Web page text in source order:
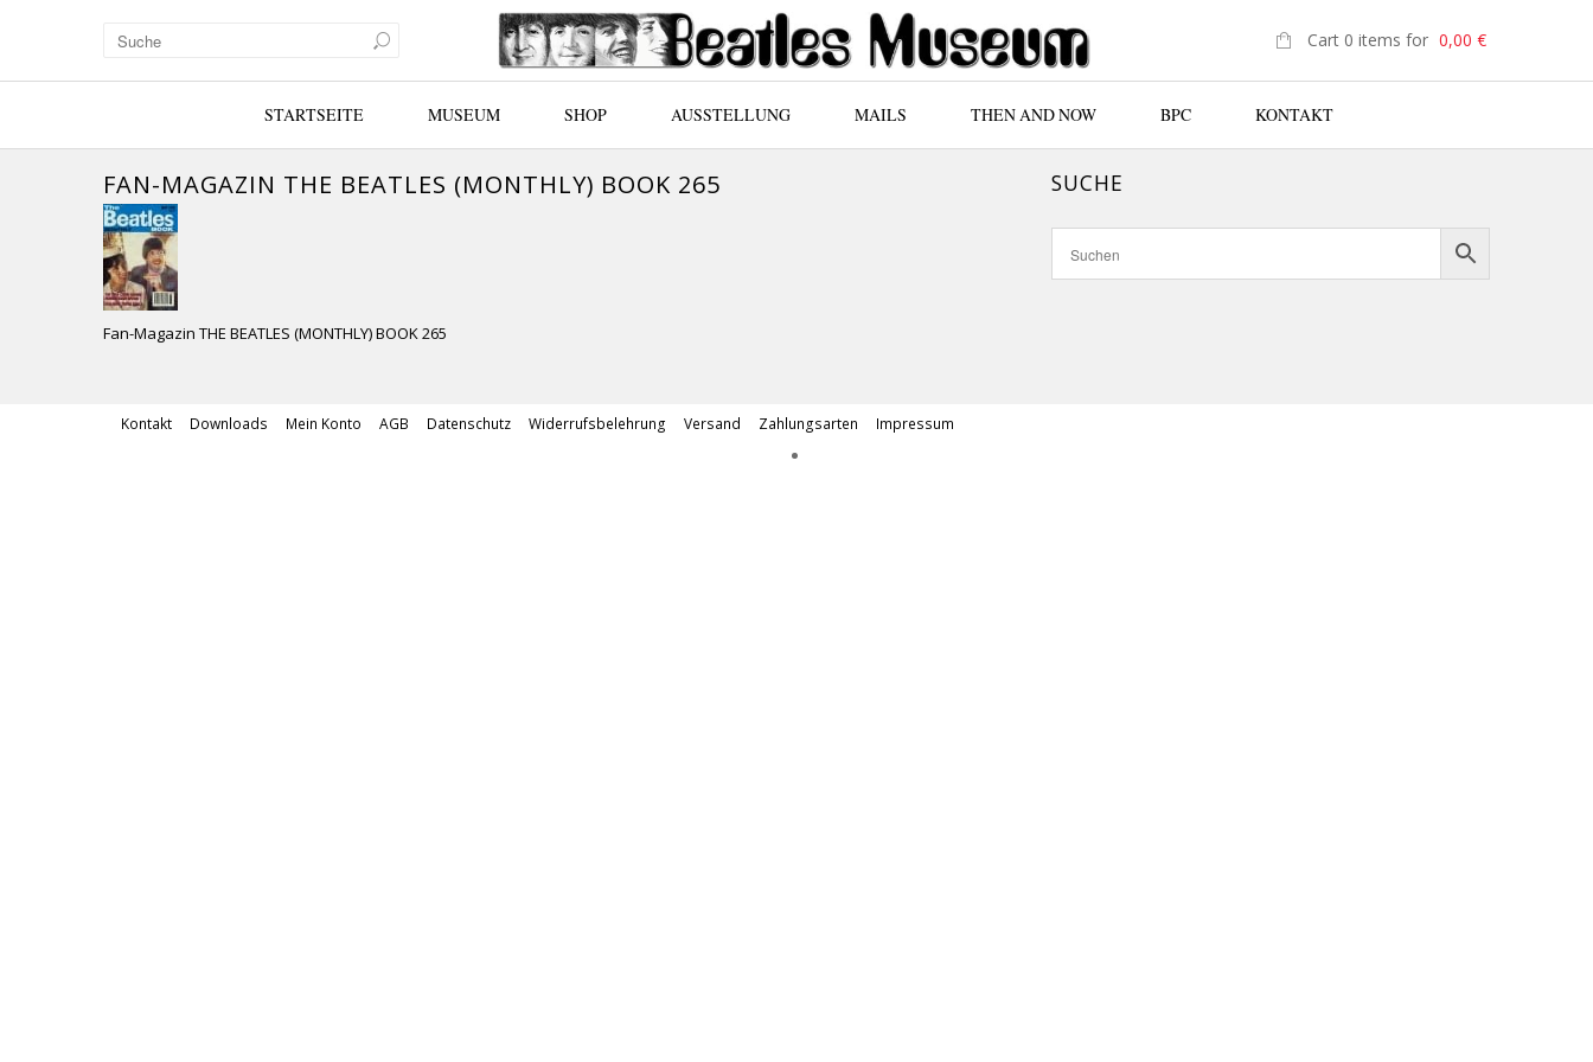
Cart 0 items for 0,00 €
STARTSEITE MUSEUM SHOP AUSSTELLUNG MAILS THEN AND NOW BPC KONTAKT
FAN-MAGAZIN THE BEATLES (MONTHLY) BOOK 265
Fan-Magazin THE BEATLES (MONTHLY) BOOK 265
SUCHE
Kontakt Downloads Mein Konto AGB Datenschutz Widerrufsbelehrung Versand Zahlungsarten Impressum